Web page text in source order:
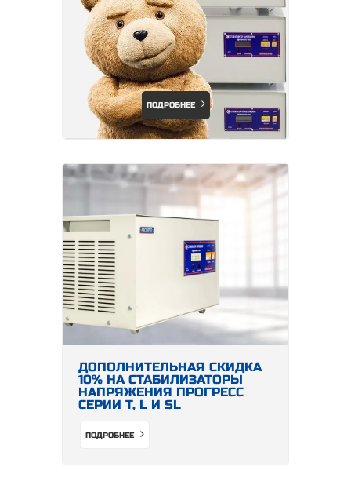
ПОДРОБНЕЕ
ДОПОЛНИТЕЛЬНАЯ СКИДКА
10% НА СТАБИЛИЗАТОРЫ
НАПРЯЖЕНИЯ ПРОГРЕСС
СЕРИИ Т, L И SL
ПОДРОБНЕЕ